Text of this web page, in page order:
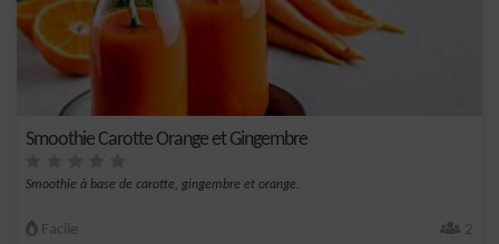
Smoothie Carotte Orange et Gingembre
Smoothie à base de carotte, gingembre et orange.
Facile 2